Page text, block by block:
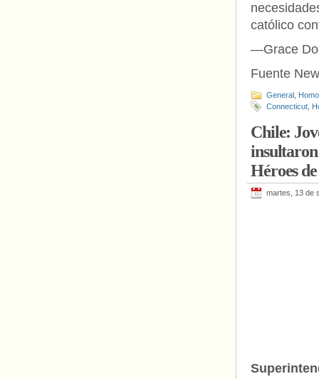
católico
—Grace
Fuente
General
Connecticut
Chile:
Héroes
martes, 13 de